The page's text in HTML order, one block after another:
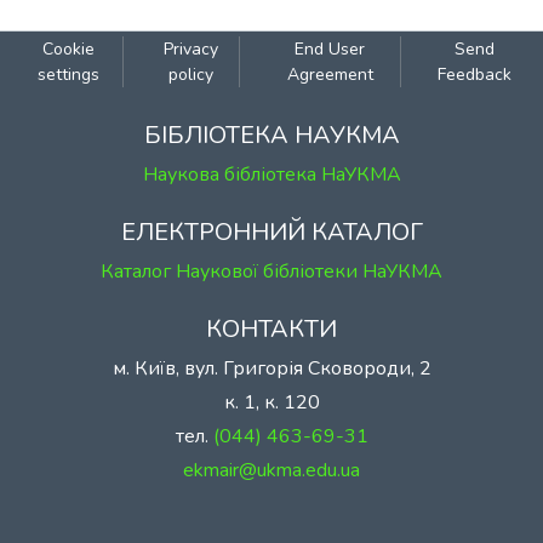
Cookie
settings
Privacy
policy
End User
Agreement
Send
Feedback
БІБЛІОТЕКА НАУКМА
Наукова бібліотека НаУКМА
ЕЛЕКТРОННИЙ КАТАЛОГ
Каталог Наукової бібліотеки НаУКМА
КОНТАКТИ
м. Київ, вул. Григорія Сковороди, 2
к. 1, к. 120
тел. (044) 463-69-31
ekmair@ukma.edu.ua